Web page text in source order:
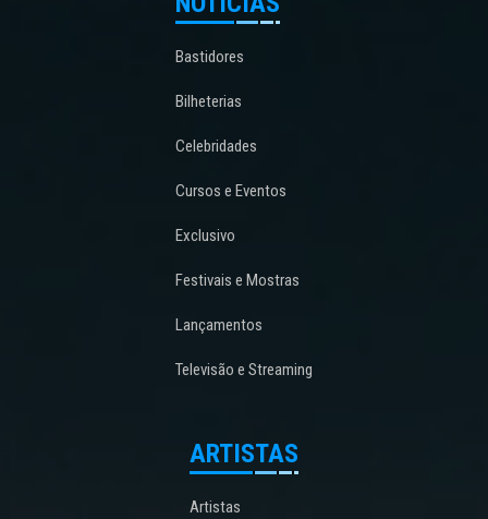
Bastidores
Bilheterias
Celebridades
Cursos e Eventos
Exclusivo
Festivais e Mostras
Lançamentos
Televisão e Streaming
ARTISTAS
Artistas